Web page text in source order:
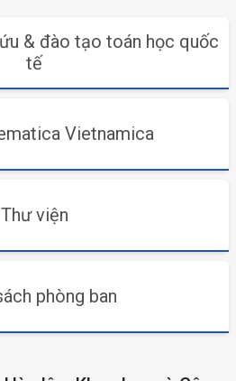
& đào tạo toán học quốc
tế
Vietnamica
Thư viện
phòng ban